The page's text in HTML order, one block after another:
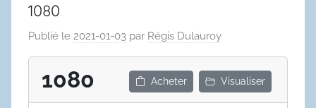
1080
Publié le 2021-01-03 par Régis Dulauroy
1080 Acheter Visualiser